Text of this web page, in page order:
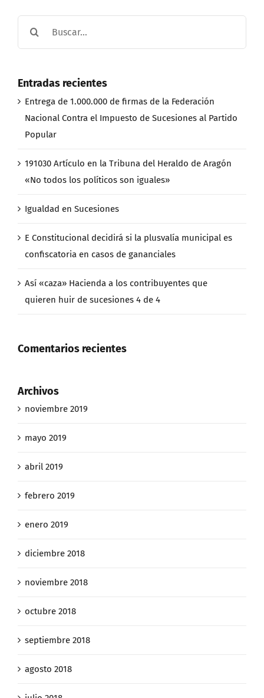
Entradas recientes
Entrega de 1.000.000 de firmas de la Federación
Nacional Contra el Impuesto de Sucesiones al Partido
Popular
191030 Artículo en la Tribuna del Heraldo de Aragón
«No todos los políticos son iguales»
Igualdad en Sucesiones
E Constitucional decidirá si la plusvalía municipal es
confiscatoria en casos de gananciales
Así «caza» Hacienda a los contribuyentes que
quieren huir de sucesiones 4 de 4
Comentarios recientes
Archivos
noviembre 2019
mayo 2019
abril 2019
febrero 2019
enero 2019
diciembre 2018
noviembre 2018
octubre 2018
septiembre 2018
agosto 2018